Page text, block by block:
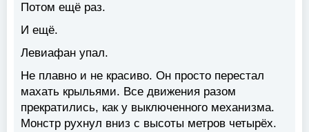
Потом ещё раз.
И ещё.
Левиафан упал.
Не плавно и не красиво. Он просто перестал
махать крыльями. Все движения разом
прекратились, как у выключенного механизма.
Монстр рухнул вниз с высоты метров четырёх.